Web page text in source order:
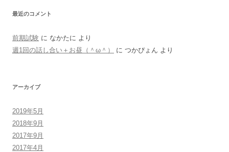
最近のコメント
前期試験 に なかたに より
週1回の話し合い＋お昼（＾ω＾）
に つかぴょん より
アーカイブ
2019年5月
2018年9月
2017年9月
2017年4月